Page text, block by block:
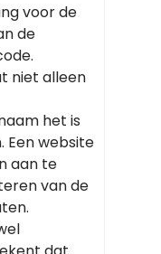
voor de
de
niet alleen
het is
Een website
aan te
van de